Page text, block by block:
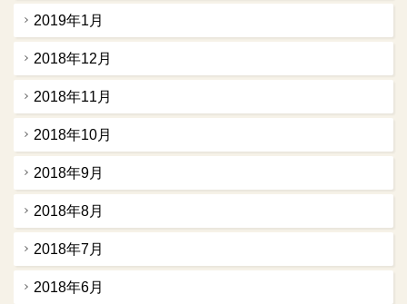
2019年1月
2018年12月
2018年11月
2018年10月
2018年9月
2018年8月
2018年7月
2018年6月